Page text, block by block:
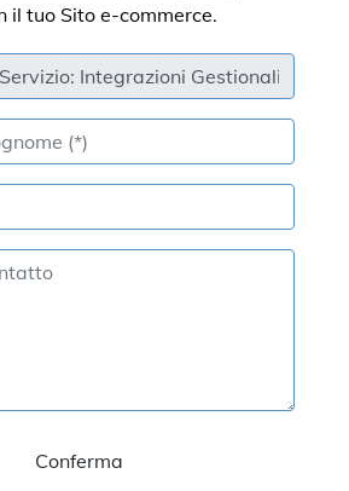
il tuo Sito e-commerce.